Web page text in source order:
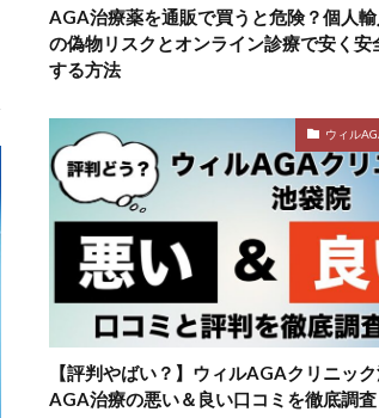
AGA治療薬を通販で買うと危険？個人輸
の偽物リスクとオンライン診療で安く安
する方法
ウィル
【評判やばい？】ウィルAGAクリニッ
AGA治療の悪い＆良い口コミを徹底調査